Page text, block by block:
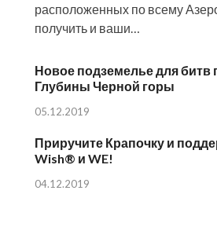
расположенных по всему
получить и ваши…
Новое подземелье для битв
Глубины Черной горы
05.12.2019
Приручите Крапочку и
Wish® и WE!
04.12.2019